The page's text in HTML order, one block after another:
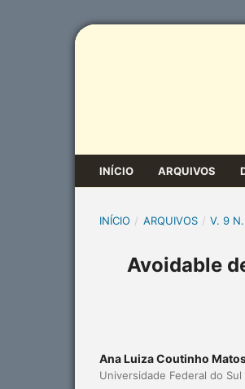
INÍCIO ARQUIVOS
INÍCIO / ARQUIVOS / V. 9
Avoidable
Ana Luiza Coutinho
Universidade Federal do Sul